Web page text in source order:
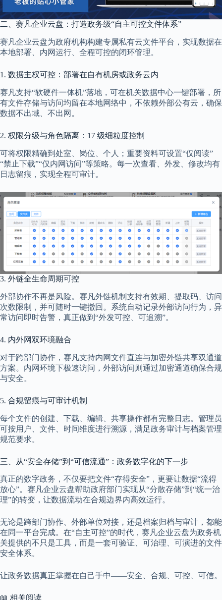
二、赛凡企业云盘：打造政务级“自主可控文件体系”
赛凡企业云盘为政府机构构建专属私有云文件平台，实现数据在
本地部署、内网运行、全程可控的闭环管理。
1. 数据主权可控：部署在自有机房或政务云内
赛凡支持“软硬件一体机”落地，可在机关数据中心一键部署，所
有文件存储与访问均留在本地网络中，不依赖外部公有云，确保
数据不出域、不出网。
2. 权限分级与角色隔离：17 级细粒度控制
可将权限精确到处室、岗位、个人；重要资料可设置“仅阅读”
“禁止下载”“仅内网访问”等策略。每一次查看、外发、修改均有
日志留痕，实现全程可审计。
3. 外链全生命周期可控
外部协作不再是风险。赛凡外链机制支持有效期、提取码、访问
次数限制，并可随时一键撤回。系统自动记录外部访问行为，异
常访问即时告警，真正做到“外发可控、可追溯”。
4. 内外网双环境融合
对于跨部门协作，赛凡支持内网文件直连与加密外链共享双通道
方案。内网环境下极速访问，外部访问则通过加密通道确保合规
与安全。
5. 合规留痕与可审计机制
每个文件的创建、下载、编辑、共享操作都有完整日志。管理员
可按用户、文件、时间维度进行溯源，满足政务审计与档案管理
规范要求。
三、从“安全存储”到“可信流通”：政务数字化的下一步
真正的数字政务，不仅要把文件“存得安全”，更要让数据“流得
放心”。赛凡企业云盘帮助政府部门实现从“分散存储”到“统一治
理”的转变，让数据流动在合规边界内高效运行。
无论是跨部门协作、外部单位对接，还是档案归档与审计，都能
在同一平台完成。在“自主可控”的时代，赛凡企业云盘为政务机
关提供的不只是工具，而是一套可验证、可治理、可演进的文件
安全体系。
让政务数据真正掌握在自己手中——安全、合规、可控、可信。
📖 相关阅读